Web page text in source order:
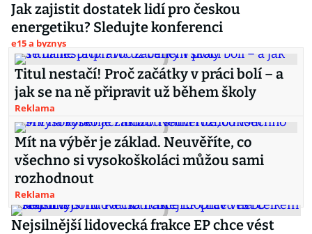
Jak zajistit dostatek lidí pro českou
energetiku? Sledujte konferenci
e15 a byznys
Titul nestačí! Proč začátky v práci bolí – a
jak se na ně připravit už během školy
Reklama
Mít na výběr je základ. Neuvěříte, co
všechno si vysokoškoláci můžou sami
rozhodnout
Reklama
Nejsilnější lidovecká frakce EP chce vést